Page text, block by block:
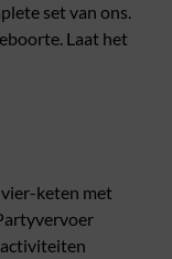
set van ons.
Laat het
keten met